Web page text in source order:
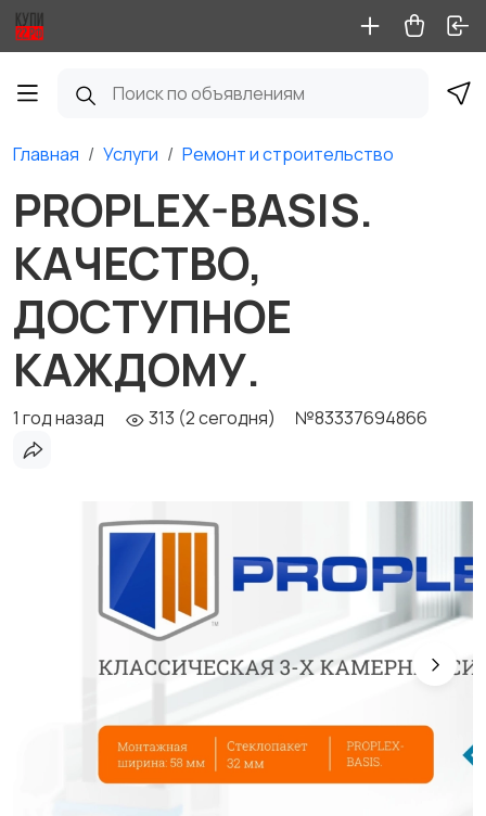
Главная Услуги Ремонт и строительство
PROPLEX-BASIS.
КАЧЕСТВО,
ДОСТУПНОЕ
КАЖДОМУ.
1 год назад 313 (2 сегодня) №83337694866